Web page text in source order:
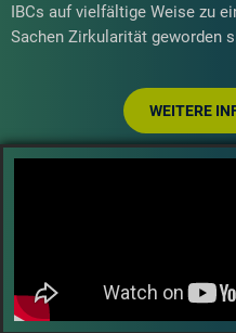
IBCs auf vielfältige Weise zu
Sachen Zirkularität geworden
WEITERE